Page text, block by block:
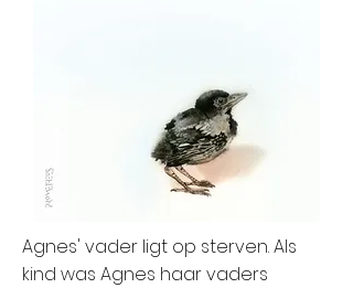
Agnes' vader ligt op sterven. Als
kind was Agnes haar vaders